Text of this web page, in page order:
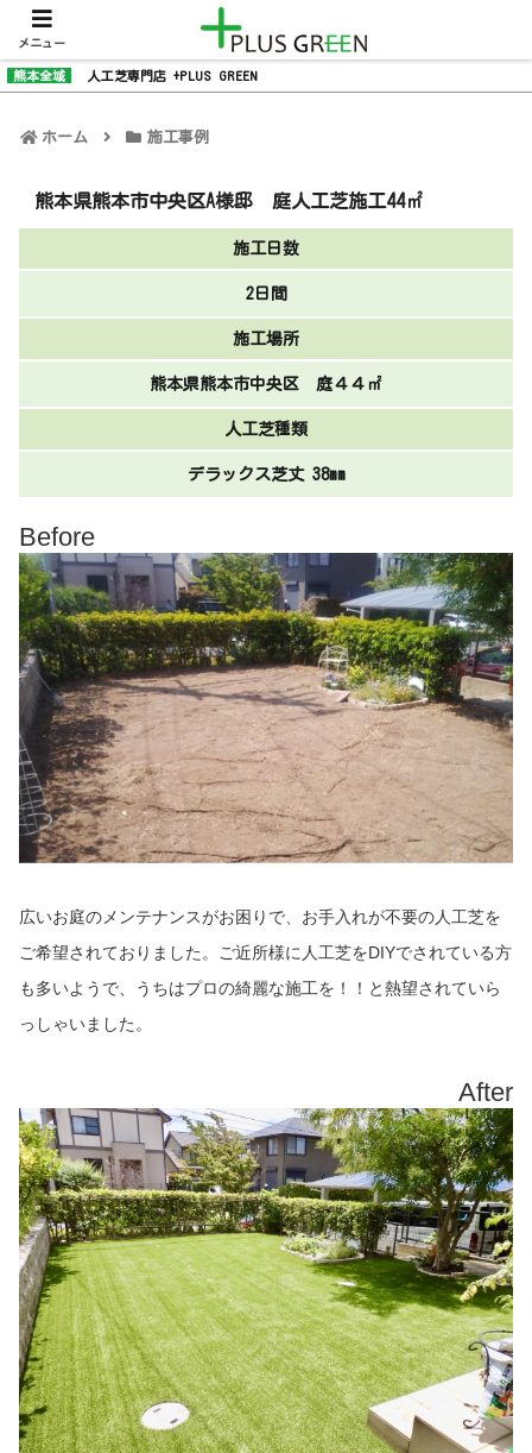
熊本全域 人工芝専門店 +PLUS GREEN
ホーム 施工事例
熊本県熊本市中央区A様邸 庭人工芝施工44㎡
施工日数
2日間
施工場所
熊本県熊本市中央区 庭４４㎡
人工芝種類
デラックス芝丈 38mm
Before
広いお庭のメンテナンスがお困りで、お手入れが不要の人工芝を
ご希望されておりました。ご近所様に人工芝をDIYでされている方
も多いようで、うちはプロの綺麗な施工を！！と熱望されていら
っしゃいました。
After
メニュー